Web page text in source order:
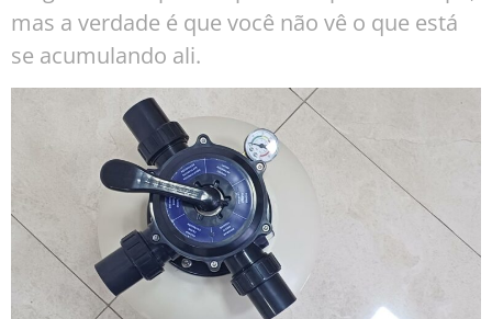
mas a verdade é que você não vê o que está
se acumulando ali.